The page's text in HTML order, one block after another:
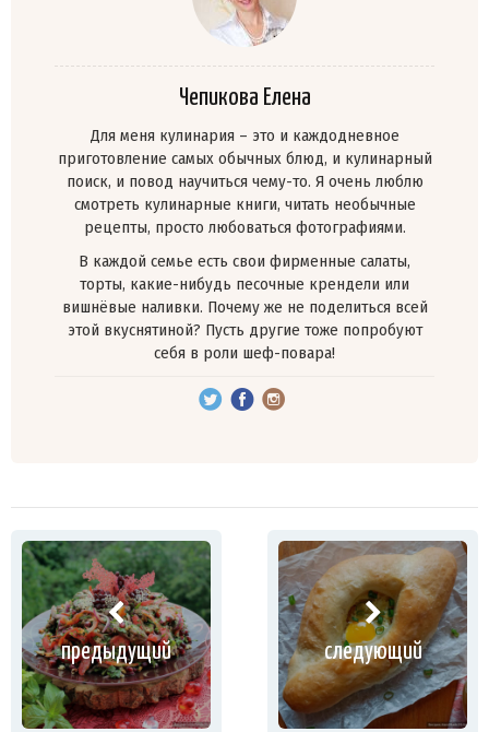
Чепикова Елена
Для меня кулинария – это и каждодневное
приготовление самых обычных блюд, и кулинарный
поиск, и повод научиться чему-то. Я очень люблю
смотреть кулинарные книги, читать необычные
рецепты, просто любоваться фотографиями.
В каждой семье есть свои фирменные салаты,
торты, какие-нибудь песочные крендели или
вишнёвые наливки. Почему же не поделиться всей
этой вкуснятиной? Пусть другие тоже попробуют
себя в роли шеф-повара!
предыдущий следующий